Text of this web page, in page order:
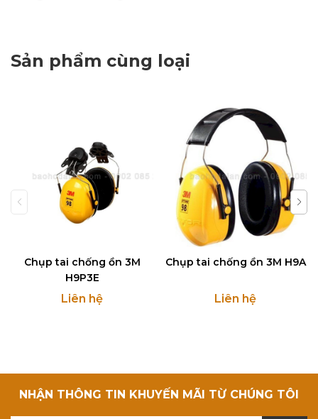
Sản phẩm cùng loại
Chụp tai chống ồn 3M
H9P3E
Liên hệ
Chụp tai chống ồn 3M H9A
Liên hệ
NHẬN THÔNG TIN KHUYẾN MÃI TỪ CHÚNG TÔI